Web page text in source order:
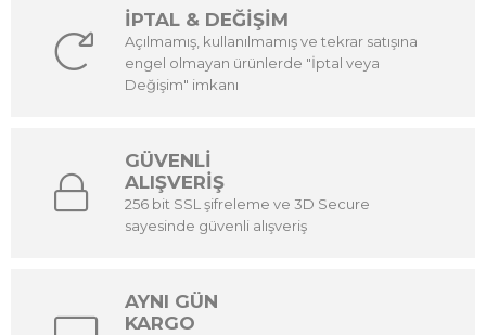
İPTAL & DEĞİŞİM
Açılmamış, kullanılmamış ve tekrar satışına
engel olmayan ürünlerde "İptal veya
Değişim" imkanı
GÜVENLİ
ALIŞVERİŞ
256 bit SSL şifreleme ve 3D Secure
sayesinde güvenli alışveriş
AYNI GÜN
KARGO